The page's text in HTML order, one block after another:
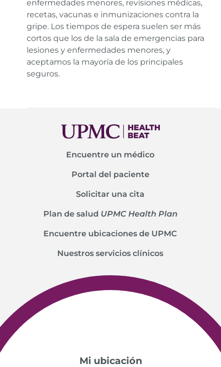
enfermedades menores, revisiones médicas,
recetas, vacunas e inmunizaciones contra la
gripe. Los tiempos de espera suelen ser más
cortos que los de la sala de emergencias para
lesiones y enfermedades menores, y
aceptamos la mayoría de los principales
seguros.
Encuentre un médico
Portal del paciente
Solicitar una cita
Plan de salud UPMC Health Plan
Encuentre ubicaciones de UPMC
Nuestros servicios clínicos
Mi ubicación